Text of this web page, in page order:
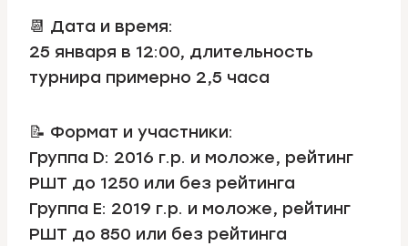
📆 Дата и время:
25 января в 12:00, длительность
турнира примерно 2,5 часа
📝 Формат и участники:
Группа D: 2016 г.р. и моложе, рейтинг
РШТ до 1250 или без рейтинга
Группа E: 2019 г.р. и моложе, рейтинг
РШТ до 850 или без рейтинга